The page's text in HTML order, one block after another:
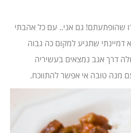
שהופתעתם! גם אני.. עם כל אהבתי
שתגיע למקום כה גבוה
דרך אגב נמצאים בעשיריה
מנה טובה אי אפשר להתווכח.